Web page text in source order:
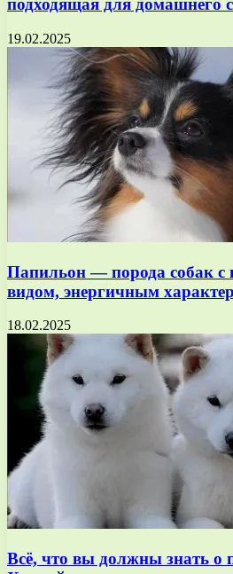
подходящая для домашнего
19.02.2025
Папильон — порода собак
видом, энергичным
18.02.2025
Всё, что вы должны знать о